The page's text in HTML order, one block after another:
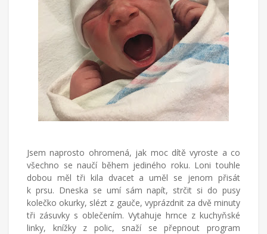
Jsem naprosto ohromená, jak moc dítě vyroste a co
všechno se naučí během jediného roku. Loni touhle
dobou měl tři kila dvacet a uměl se jenom přisát
k prsu. Dneska se umí sám napít, strčit si do pusy
kolečko okurky, slézt z gauče, vyprázdnit za dvě minuty
tři zásuvky s oblečením. Vytahuje hrnce z kuchyňské
linky, knížky z polic, snaží se přepnout program